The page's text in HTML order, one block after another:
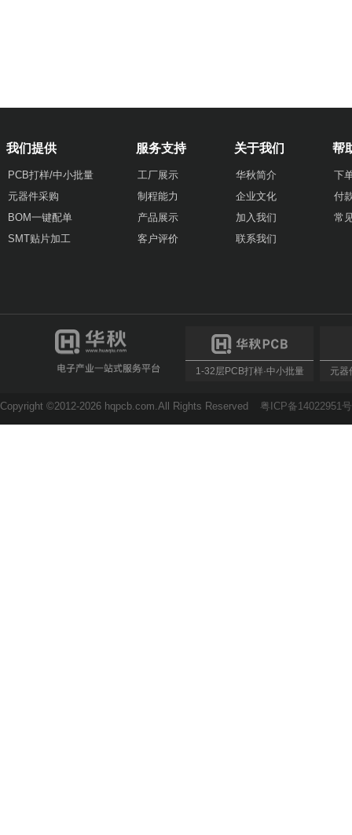
我们提供
PCB打样/中小批量
元器件采购
BOM一键配单
SMT贴片加工
服务支持
工厂展示
制程能力
产品展示
客户评价
关于我们
华秋简介
企业文化
加入我们
联系我们
帮
下
付
常
1-32层PCB打样·中小批量 元器
Copyright ©2012-2026 hqpcb.com.All Rights Reserved 粤ICP备14022951号